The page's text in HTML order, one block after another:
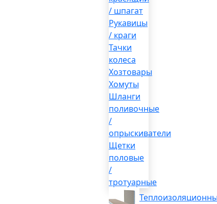
/ шпагат
Рукавицы
/ краги
Тачки
колеса
Хозтовары
Хомуты
Шланги
поливочные
/
опрыскиватели
Щетки
половые
/
тротуарные